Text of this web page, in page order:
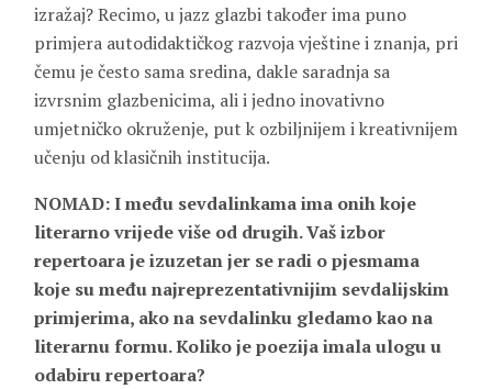
izražaj? Recimo, u jazz glazbi također ima puno
primjera autodidaktičkog razvoja vještine i znanja, pri
čemu je često sama sredina, dakle saradnja sa
izvrsnim glazbenicima, ali i jedno inovativno
umjetničko okruženje, put k ozbiljnijem i kreativnijem
učenju od klasičnih institucija.
NOMAD: I među sevdalinkama ima onih koje
literarno vrijede više od drugih. Vaš izbor
repertoara je izuzetan jer se radi o pjesmama
koje su među najreprezentativnijim sevdalijskim
primjerima, ako na sevdalinku gledamo kao na
literarnu formu. Koliko je poezija imala ulogu u
odabiru repertoara?